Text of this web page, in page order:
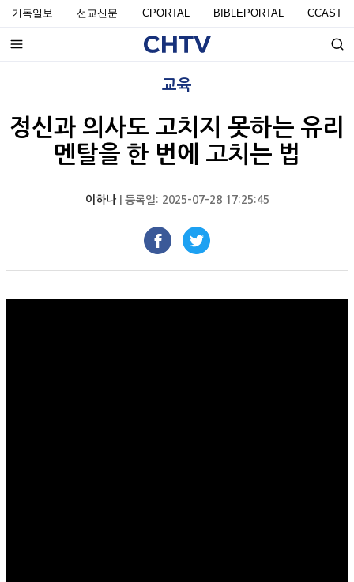
기독일보 선교신문 CPORTAL BIBLEPORTAL CCAST
교육
정신과 의사도 고치지 못하는 유리
멘탈을 한 번에 고치는 법
이하나| 등록일: 2025-07-28 17:25:45